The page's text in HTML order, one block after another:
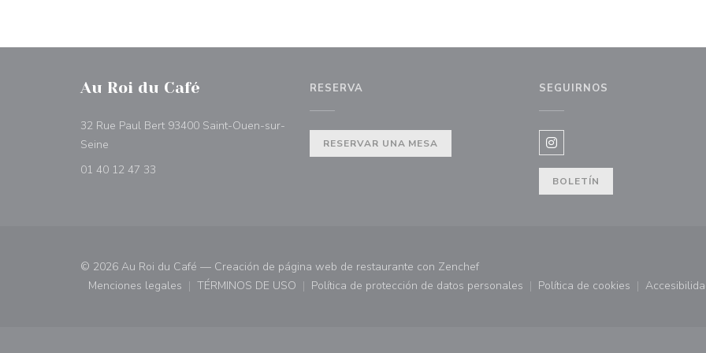
Au Roi du Café
32 Rue Paul Bert 93400 Saint-Ouen-sur-
Seine
01 40 12 47 33
RESERVA
RESERVAR UNA MESA
SEGUIRNOS
Instagram ((abre en una
BOLETÍN
© 2026 Au Roi du Café — Creación de página web de restaurante con Zenchef((abre en una nueva ventana))
Menciones legales
((abre en una nueva ventana))
TÉRMINOS DE USO
((abre en una nueva ventana))
Política de protección de datos personales
((abre en una nueva ventana))
Política de cookies
((abre en una nueva